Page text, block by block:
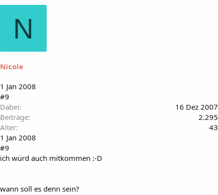
N
Nicole
1 Jan 2008
#9
Dabei
16 Dez 2007
Beiträge
2.295
Alter
43
1 Jan 2008
#9
ich würd auch mitkommen :-D
wann soll es denn sein?